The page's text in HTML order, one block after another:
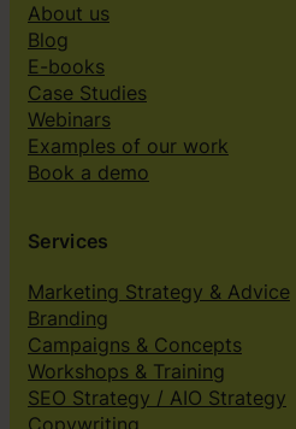
About us
Blog
E-books
Case Studies
Webinars
Examples of our work
Book a demo
Services
Marketing Strategy & Advice
Branding
Campaigns & Concepts
Workshops & Training
SEO Strategy / AIO Strategy